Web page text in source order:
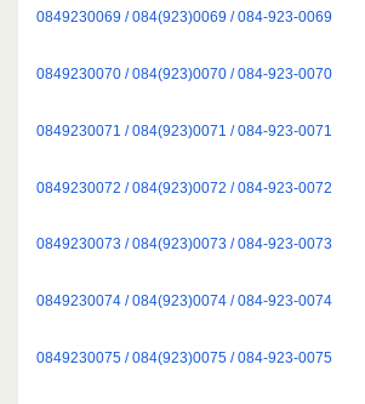
0849230069 / 084(923)0069 / 084-923-0069
0849230070 / 084(923)0070 / 084-923-0070
0849230071 / 084(923)0071 / 084-923-0071
0849230072 / 084(923)0072 / 084-923-0072
0849230073 / 084(923)0073 / 084-923-0073
0849230074 / 084(923)0074 / 084-923-0074
0849230075 / 084(923)0075 / 084-923-0075